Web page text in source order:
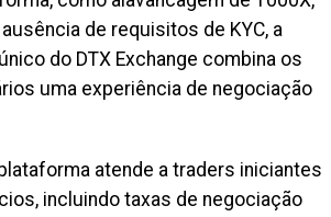
de requisitos de KYC, a
do DTX Exchange combina os
uma experiência de negociação
atende a traders iniciantes
incluindo taxas de negociação